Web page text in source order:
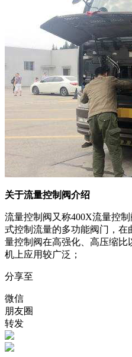
关于流量控制阀介绍
流量控制阀又称400X流量控
式控制流量的多功能阀门，
量控制阀在高强化、高压缩
机上应用较广泛；
分享至
微信
朋友圈
转发